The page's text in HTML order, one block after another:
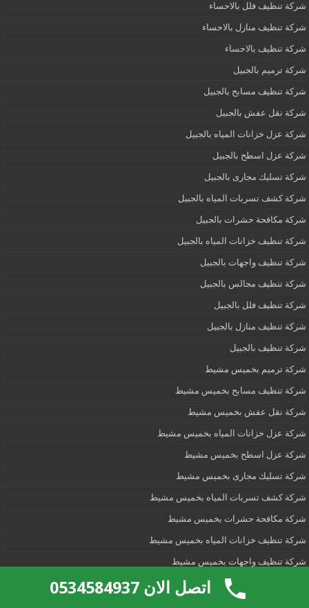
شركة تنظيف فلل بالاحساء
شركة تنظيف منازل بالاحساء
شركة تنظيف بالاحساء
شركة ترميم بالجبيل
شركة تنظيف مسابح بالجبيل
شركة نقل عفش بالجبيل
شركة عزل خزانات المياه بالجبيل
شركة عزل اسطح بالجبيل
شركة تسليك مجارى بالجبيل
شركة كشف تسربات المياه بالجبيل
شركة مكافحة حشرات بالجبيل
شركة تنظيف خزانات المياه بالجبيل
شركة تنظيف واجهات بالجبيل
شركة تنظيف مجالس بالجبيل
شركة تنظيف فلل بالجبيل
شركة تنظيف منازل بالجبيل
شركة تنظيف بالجبيل
شركة ترميم بخميس مشيط
شركة تنظيف مسابح بخميس مشيط
شركة نقل عفش بخميس مشيط
شركة عزل خزانات المياه بخميس مشيط
شركة عزل اسطح بخميس مشيط
شركة تسليك مجارى بخميس مشيط
شركة كشف تسربات المياه بخميس مشيط
شركة مكافحة حشرات بخميس مشيط
شركة تنظيف خزانات المياه بخميس مشيط
شركة تنظيف واجهات بخميس مشيط
شركة تنظيف مجالس بخميس مشيطاتصل الان 0534584937